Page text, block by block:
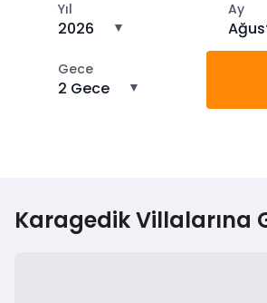
Yıl
2026 ▼
Ay
Gece
2 Gece ▼
Karagedik Villalarına